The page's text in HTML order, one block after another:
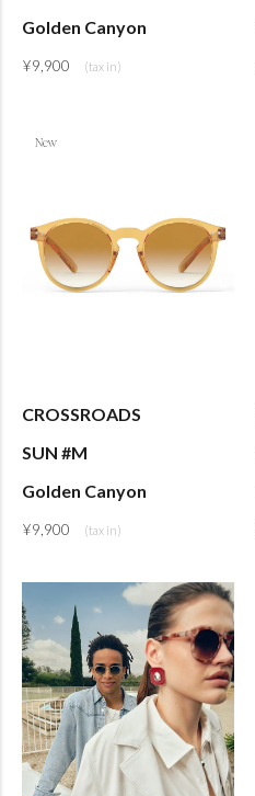
Golden Canyon
¥9,900
CROSSROADS
SUN #M
Golden Canyon
¥9,900